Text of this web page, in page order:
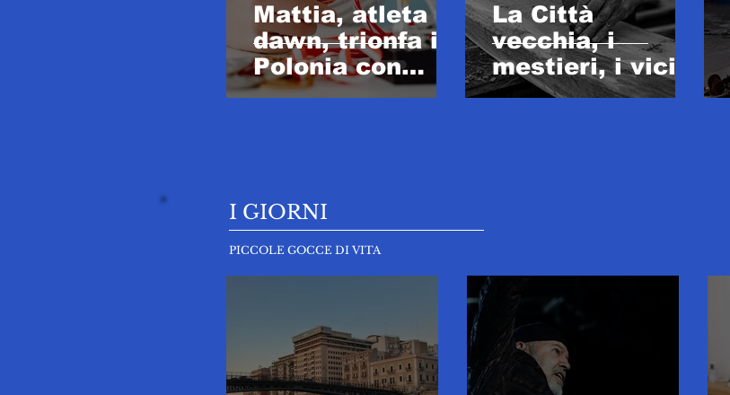
Mattia, atleta
dawn, trionfa in
Polonia con
fisico e cuore
La Città
vecchia, i
mestieri, i vicini
di casa
I GIORNI
PICCOLE GOCCE DI VITA